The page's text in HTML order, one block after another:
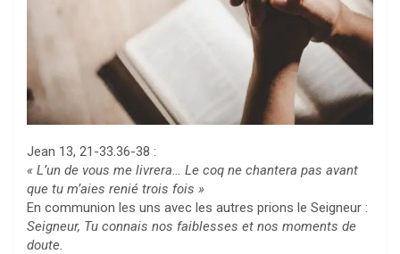
Jean 13, 21-33.36-38 :
« L’un de vous me livrera… Le coq ne chantera pas avant
que tu m’aies renié trois fois »
En communion les uns avec les autres prions le Seigneur :
Seigneur, Tu connais nos faiblesses et nos moments de
doute.